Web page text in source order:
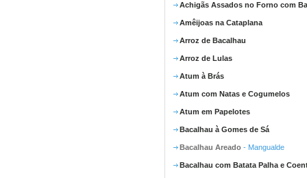
Achigãs Assados no Forno com
Amêijoas na Cataplana
Arroz de Bacalhau
Arroz de Lulas
Atum à Brás
Atum com Natas e Cogumelos
Atum em Papelotes
Bacalhau à Gomes de Sá
Bacalhau Areado - Mangualde
Bacalhau com Batata Palha e